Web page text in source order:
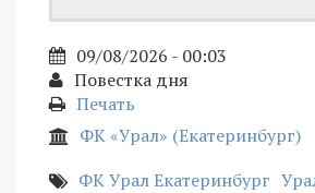
09/08/2026 - 00:03
Повестка дня
Печать
ФК «Урал» (Екатеринбург)
ФК Урал Екатеринбург